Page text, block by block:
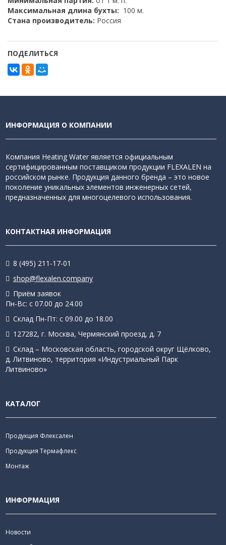
Максимальная длина бухты: 100 м.
Стана производитель: Россия
ПОДЕЛИТЬСЯ
ИНФОРМАЦИЯ О КОМПАНИИ
Компания Heating Water является официальным
сертифицированным поставщиком продукции FLEXALEN на
российском рынке. Продукция данного бренда – это новое
поколение уникальных элементов инженерных сетей,
предназначенных для многоцелевого использования.
КОНТАКТНАЯ ИНФОРМАЦИЯ
8 (495) 211-17-01
shop@flexalen.company
Приём заявок
Пн-Вс: с 07.00 до 24.00
Склад Пн-Пт: с 09.00 до 18.00
127282, г. Москва, Чермянский проезд, д. 7
Склад – Московская область, городской округ Щёлково,
д. Литвиново, территория «Индустриальный Парк
Литвиново»
КАТАЛОГ
Продукция Флексален
Продукция Термафлекс
Монтаж
ИНФОРМАЦИЯ
Новости